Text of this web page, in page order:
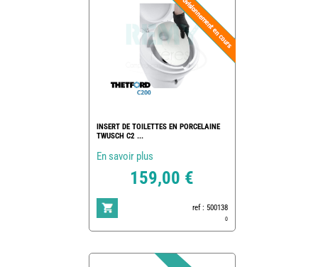
INSERT DE TOILETTES EN PORCELAINE
TWUSCH C2 ...
En savoir plus
159,00 €
ref : 500138
0